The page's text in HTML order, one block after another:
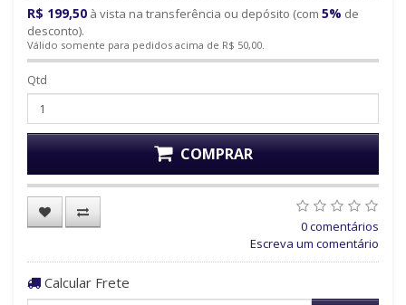
R$ 199,50 à vista na transferência ou depósito (com 5% de
desconto).
Válido somente para pedidos acima de R$ 50,00.
Qtd
COMPRAR
0 comentários
Escreva um comentário
Calcular Frete